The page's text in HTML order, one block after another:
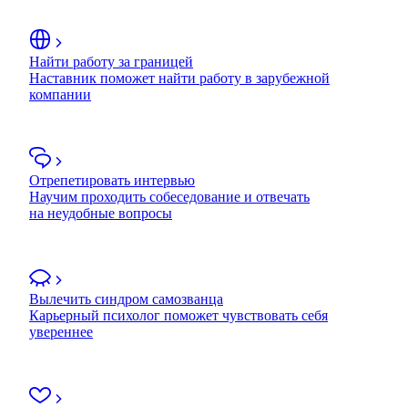
Найти работу за границей
Наставник поможет найти работу в зарубежной
компании
Отрепетировать интервью
Научим проходить собеседование и отвечать
на неудобные вопросы
Вылечить синдром самозванца
Карьерный психолог поможет чувствовать себя
увереннее